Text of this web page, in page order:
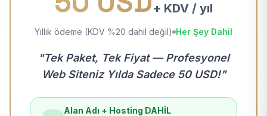
+ KDV / yıl
Yıllık ödeme (KDV %20 dahil değil) Her Şey Dahil
"Tek Paket, Tek Fiyat — Profesyonel
Web Siteniz Yılda Sadece 50 USD!"
Alan Adı + Hosting DAHİL